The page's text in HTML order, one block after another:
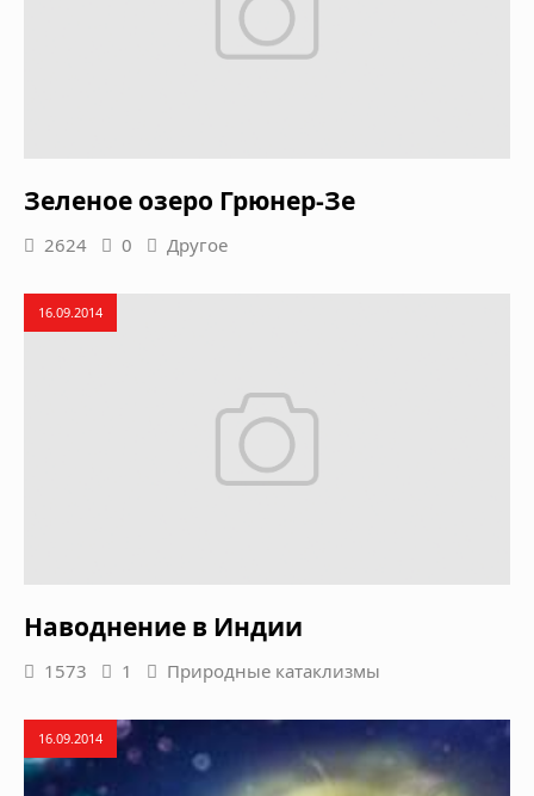
Зеленое озеро Грюнер-Зе
2624 0 Другое
16.09.2014
Наводнение в Индии
1573 1 Природные катаклизмы
16.09.2014